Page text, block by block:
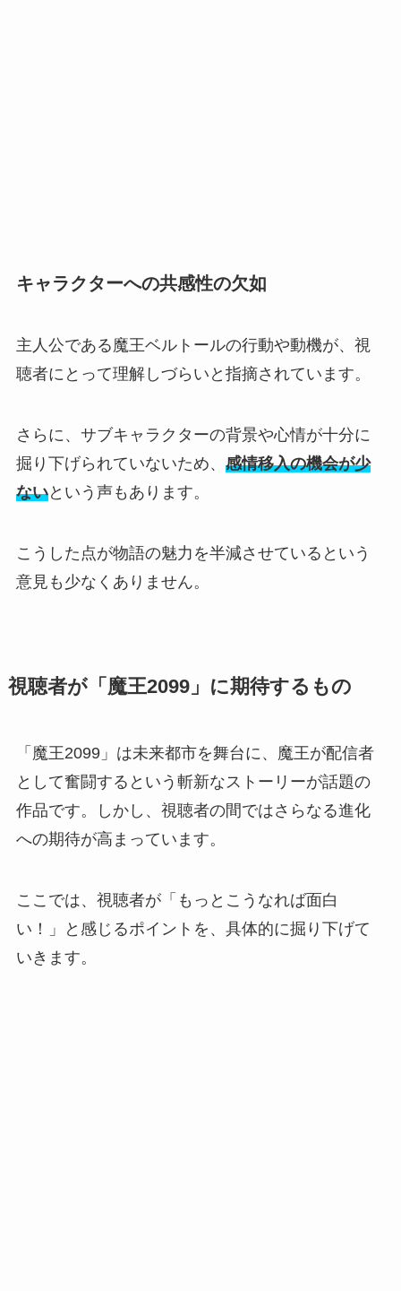
キャラクターへの共感性の欠如
主人公である魔王ベルトールの行動や動機が、視
聴者にとって理解しづらいと指摘されています。
さらに、サブキャラクターの背景や心情が十分に
掘り下げられていないため、 感情移入の機会が少
ないという声もあります。
こうした点が物語の魅力を半減させているという
意見も少なくありません。
視聴者が「魔王2099」に期待するもの
「魔王2099」は未来都市を舞台に、魔王が配信者
として奮闘するという斬新なストーリーが話題の
作品です。しかし、視聴者の間ではさらなる進化
への期待が高まっています。
ここでは、視聴者が「もっとこうなれば面白
い！」と感じるポイントを、具体的に掘り下げて
いきます。